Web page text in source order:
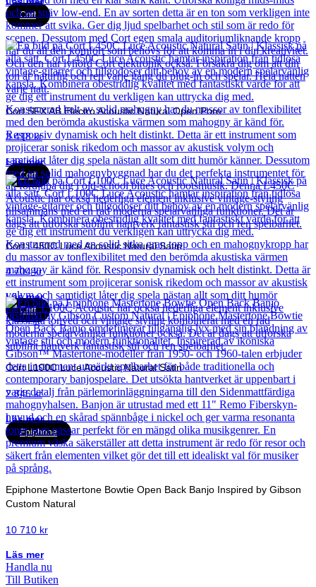
Cort
Cort SFX AB Electro Acoustic Natural Open Pore
3 418kr
Läs mer
Cort
Cort L450C Luce Acoustic Natural Satin
4 704kr
Läs mer
Cort
Cort L100C Luce Acoustic Natural Satin
2 846kr
Läs mer
Epiphone
Epiphone Mastertone Bowtie Open Back Banjo Inspired by Gibson
Custom Natural
10 710 kr
Läs mer
Handla nu
Till Butiken